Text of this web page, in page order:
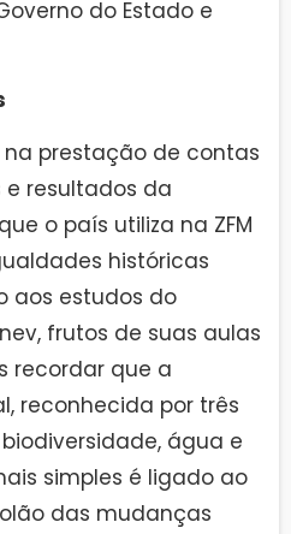
do Estado e
prestação de contas
e resultados da
o país utiliza na ZFM
históricas
aos estudos do
frutos de suas aulas
recordar que a
reconhecida por três
água e
simples é ligado ao
das mudanças